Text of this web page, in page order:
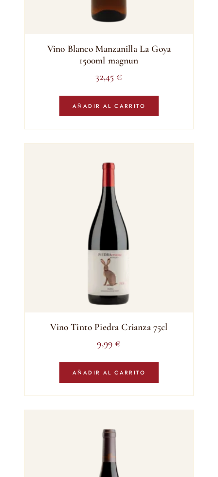
Vino Blanco Manzanilla La Goya
1500ml magnun
32,45 €
AÑADIR AL CARRITO
Vino Tinto Piedra Crianza 75cl
9,99 €
AÑADIR AL CARRITO